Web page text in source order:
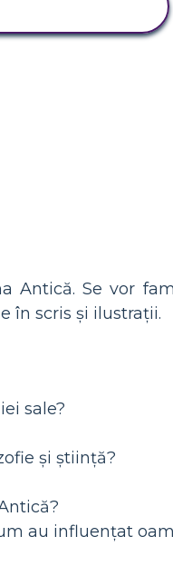
Antică. Se vor
în scris și ilustrații.
sale?
și știință?
au influențat